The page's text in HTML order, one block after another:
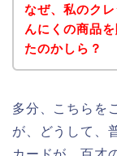
なぜ、私のク
んにくの商品
たのかしら？
多分、こちらを
が、どうして、